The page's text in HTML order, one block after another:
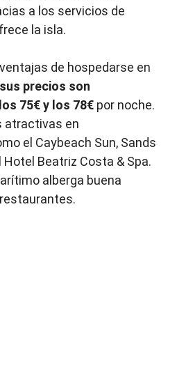
a los servicios de
la isla.
de hospedarse en
sus precios son
75€ y los 78€ por noche.
atractivas en
el Caybeach Sun, Sands
Beatriz Costa & Spa.
alberga buena